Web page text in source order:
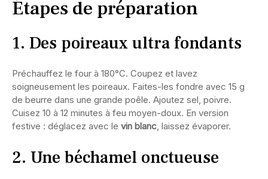
Étapes de préparation
1. Des poireaux ultra fondants
Préchauffez le four à 180°C. Coupez et lavez
soigneusement les poireaux. Faites-les fondre avec 15 g
de beurre dans une grande poêle. Ajoutez sel, poivre.
Cuisez 10 à 12 minutes à feu moyen-doux. En version
festive : déglacez avec le vin blanc, laissez évaporer.
2. Une béchamel onctueuse